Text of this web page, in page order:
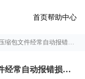
首页帮助中心
件经常自动报错损坏怎么办
google Chrome下载大型压缩包文件经常自动报错损坏怎么办